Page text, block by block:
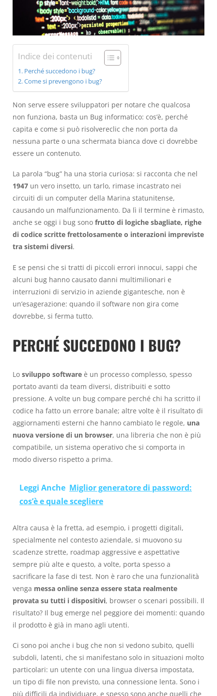
Indice dei contenuti
Perché succedono i bug?
Come si prevengono i bug?
Non serve essere sviluppatori per notare che qualcosa
non funziona, basta un Bug informatico: cos’è, perché
capita e come si può risolvereclic che non porta da
nessuna parte o una schermata bianca dove ci dovrebbe
essere un contenuto.
La parola “bug” ha una storia curiosa: si racconta che nel
1947 un vero insetto, un tarlo, rimase incastrato nei
circuiti di un computer della Marina statunitense,
causando un malfunzionamento. Da lì il termine è rimasto,
anche se oggi i bug sono frutto di logiche sbagliate, righe
di codice scritte frettolosamente o interazioni impreviste
tra sistemi diversi.
E se pensi che si tratti di piccoli errori innocui, sappi che
alcuni bug hanno causato danni multimilionari e
interruzioni di servizio in aziende gigantesche, non è
un’esagerazione: quando il software non gira come
dovrebbe, si ferma tutto.
PERCHÉ SUCCEDONO I BUG?
Lo sviluppo software è un processo complesso, spesso
portato avanti da team diversi, distribuiti e sotto
pressione. A volte un bug compare perché chi ha scritto il
codice ha fatto un errore banale; altre volte è il risultato di
aggiornamenti esterni che hanno cambiato le regole, una
nuova versione di un browser, una libreria che non è più
compatibile, un sistema operativo che si comporta in
modo diverso rispetto a prima.
Leggi Anche Miglior generatore di password:
cos’è e quale scegliere
Altra causa è la fretta, ad esempio, i progetti digitali,
specialmente nel contesto aziendale, si muovono su
scadenze strette, roadmap aggressive e aspettative
sempre più alte e questo, a volte, porta spesso a
sacrificare la fase di test. Non è raro che una funzionalità
venga messa online senza essere stata realmente
provata su tutti i dispositivi, browser o scenari possibili. Il
risultato? Il bug emerge nel peggiore dei momenti: quando
il prodotto è già in mano agli utenti.
Ci sono poi anche i bug che non si vedono subito, quelli
subdoli, latenti, che si manifestano solo in situazioni molto
particolari: un utente con una lingua diversa impostata,
un tipo di file non previsto, una connessione lenta. Sono i
più difficili da individuare, e spesso sono anche quelli che